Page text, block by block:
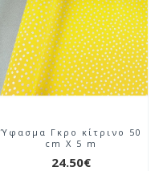
Ύφασμα Γκρο κίτρινο 50
cm X 5 m
24.50€